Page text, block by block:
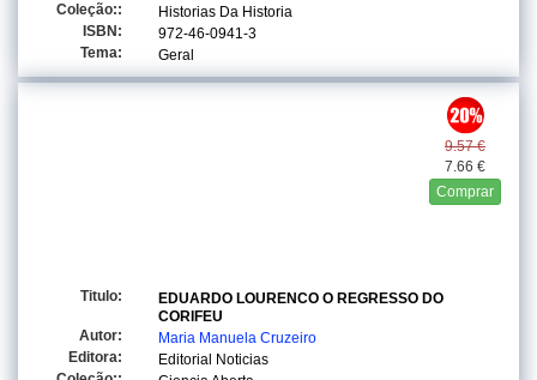
Coleção::
Historias Da Historia
ISBN:
972-46-0941-3
Tema:
Geral
9.57 €
7.66 €
Comprar
Titulo:
EDUARDO LOURENCO O REGRESSO DO
CORIFEU
Autor:
Maria Manuela Cruzeiro
Editora:
Editorial Noticias